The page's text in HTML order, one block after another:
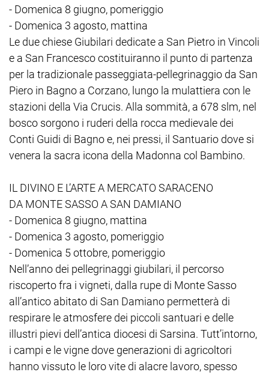
- Domenica 8 giugno, pomeriggio
- Domenica 3 agosto, mattina
Le due chiese Giubilari dedicate a San Pietro in Vincoli
e a San Francesco costituiranno il punto di partenza
per la tradizionale passeggiata-pellegrinaggio da San
Piero in Bagno a Corzano, lungo la mulattiera con le
stazioni della Via Crucis. Alla sommità, a 678 slm, nel
bosco sorgono i ruderi della rocca medievale dei
Conti Guidi di Bagno e, nei pressi, il Santuario dove si
venera la sacra icona della Madonna col Bambino.
IL DIVINO E L’ARTE A MERCATO SARACENO
DA MONTE SASSO A SAN DAMIANO
- Domenica 8 giugno, mattina
- Domenica 3 agosto, pomeriggio
- Domenica 5 ottobre, pomeriggio
Nell’anno dei pellegrinaggi giubilari, il percorso
riscoperto fra i vigneti, dalla rupe di Monte Sasso
all’antico abitato di San Damiano permetterà di
respirare le atmosfere dei piccoli santuari e delle
illustri pievi dell’antica diocesi di Sarsina. Tutt’intorno,
i campi e le vigne dove generazioni di agricoltori
hanno vissuto le loro vite di alacre lavoro, spesso